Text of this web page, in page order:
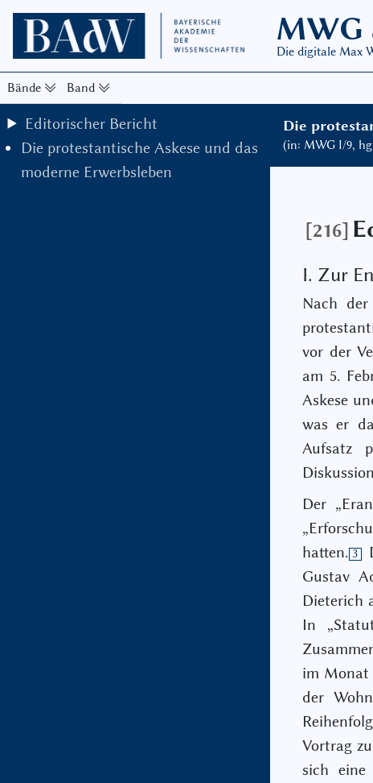
MWG
Die digitale Max
Bände Band
Editorischer Bericht
Die protestantische Askese und das
moderne Erwerbsleben
Die
(in: MWG I/9,
[216]
I. Zur
Nach
vor der
am 5.
Askese
was er
Aufsatz
Der
hatten. 3
Gustav
Dieterich
In
im Monat
der
Vortrag
sich eine